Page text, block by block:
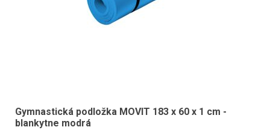
Gymnastická podložka MOVIT 183 x 60 x 1 cm -
blankytne modrá